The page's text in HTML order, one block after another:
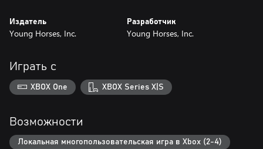
Издатель
Young Horses, Inc.
Разработчик
Young Horses, Inc.
Играть с
XBOX One XBOX Series X|S
Возможности
Локальная многопользовательская игра в Xbox (2-4)